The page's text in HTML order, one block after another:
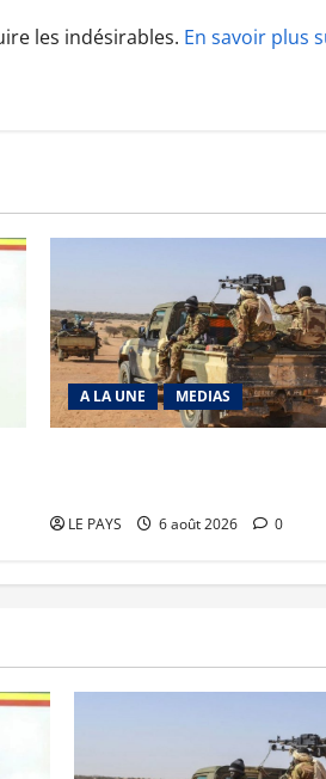
les indésirables. En savoir plus
A LA UNE MEDIAS
LE PAYS 6 août 2026 0